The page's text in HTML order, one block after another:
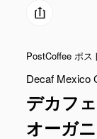
PostCoffee ポス
Decaf Mexico
デカフ
オーガ